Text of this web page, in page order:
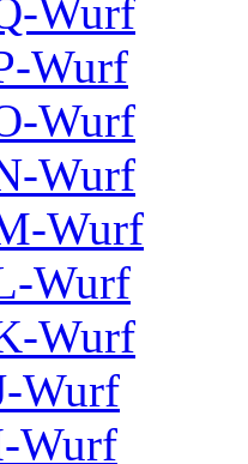
Wurf
Wurf
Wurf
Wurf
Wurf
Wurf
Wurf
Wurf
Wurf